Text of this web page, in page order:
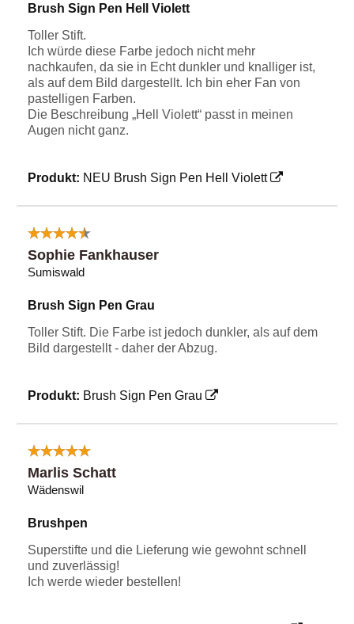
Brush Sign Pen Hell Violett
Toller Stift.
Ich würde diese Farbe jedoch nicht mehr
nachkaufen, da sie in Echt dunkler und knalliger ist,
als auf dem Bild dargestellt. Ich bin eher Fan von
pastelligen Farben.
Die Beschreibung „Hell Violett“ passt in meinen
Augen nicht ganz.
Produkt: NEU Brush Sign Pen Hell Violett
Sophie Fankhauser
Sumiswald
Brush Sign Pen Grau
Toller Stift. Die Farbe ist jedoch dunkler, als auf dem
Bild dargestellt - daher der Abzug.
Produkt: Brush Sign Pen Grau
Marlis Schatt
Wädenswil
Brushpen
Superstifte und die Lieferung wie gewohnt schnell
und zuverlässig!
Ich werde wieder bestellen!